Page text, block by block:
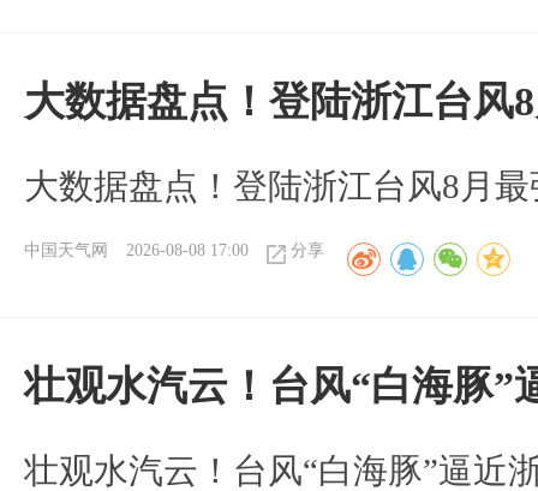
大数据盘点！登陆浙江台风
大数据盘点！登陆浙江台风8月
中国天气网 2026-08-08 17:00 分享
壮观水汽云！台风“白海豚”
壮观水汽云！台风“白海豚”逼近